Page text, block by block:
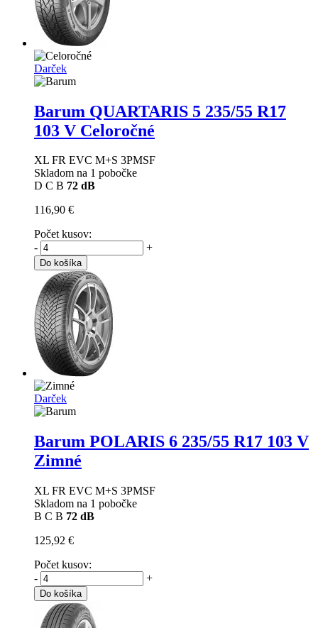
Darček
Barum QUARTARIS 5 235/55 R17
103 V Celoročné
XL FR EVC M+S 3PMSF
Skladom na 1 pobočke
D C B 72 dB
116,90 €
Počet kusov:
-
+
Do košíka
Darček
Barum POLARIS 6 235/55 R17 103 V
Zimné
XL FR EVC M+S 3PMSF
Skladom na 1 pobočke
B C B 72 dB
125,92 €
Počet kusov:
-
+
Do košíka